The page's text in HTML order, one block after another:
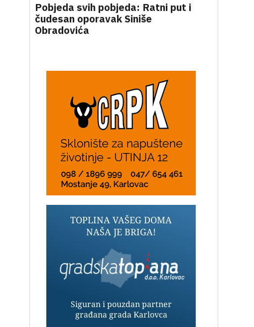
Pobjeda svih pobjeda: Ratni put i
čudesan oporavak Siniše
Obradovića